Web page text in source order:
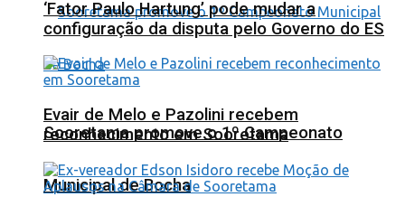
Sooretama promove o 1º Campeonato
Municipal de Bocha
‘Fator Paulo Hartung’ pode mudar a
configuração da disputa pelo Governo do ES
Evair de Melo e Pazolini recebem
reconhecimento em Sooretama